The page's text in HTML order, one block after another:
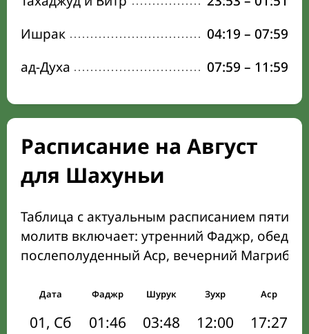
Ишрак
04:19 – 07:59
ад-Духа
07:59 – 11:59
Расписание на Август
для Шахуньи
Таблица с актуальным расписанием пяти
молитв включает: утренний Фаджр,
послеполуденный Аср, вечерний Магриб
Дата Фаджр Шурук Зухр Аср
01, Сб 01:46 03:48 12:00 17:27